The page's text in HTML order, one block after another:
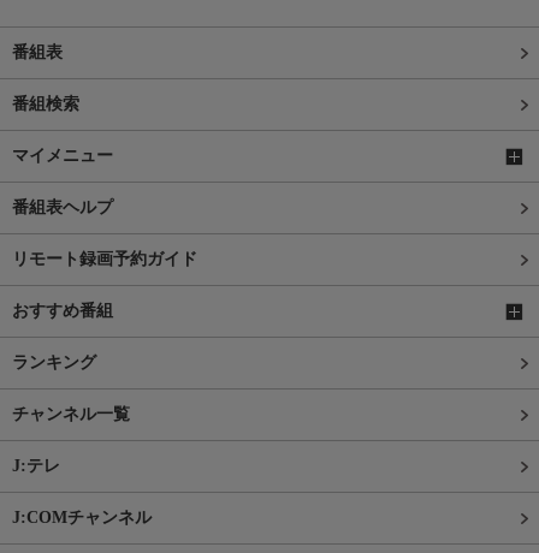
番組表
番組検索
マイメニュー
番組表ヘルプ
リモート録画予約ガイド
おすすめ番組
ランキング
チャンネル一覧
J:テレ
J:COMチャンネル